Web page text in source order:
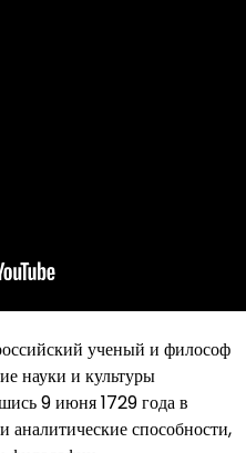
ученый и философ
науки и культуры
9 июня 1729 года в
аналитические способности,